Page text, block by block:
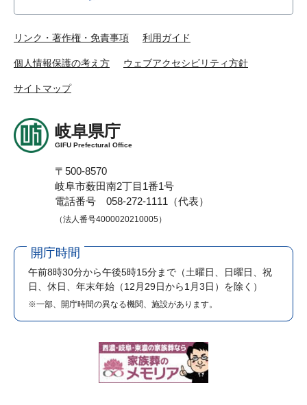
リンク・著作権・免責事項 利用ガイド
個人情報保護の考え方 ウェブアクセシビリティ方針
サイトマップ
岐阜県庁
GIFU Prefectural Office
〒500-8570
岐阜市薮田南2丁目1番1号
電話番号 058-272-1111（代表）
（法人番号4000020210005）
開庁時間
午前8時30分から午後5時15分まで （土曜日、日曜日、祝
日、休日、年末年始（12月29日から1月3日）を除く）
※一部、開庁時間の異なる機関、施設があります。